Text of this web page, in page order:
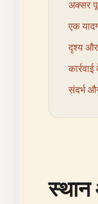
अक्सर
एक
दृश्य और
संदर्भ
स्थान